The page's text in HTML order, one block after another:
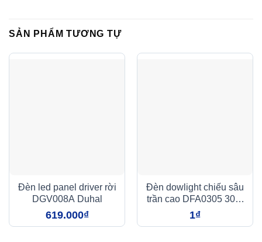
SẢN PHẨM TƯƠNG TỰ
Đèn led panel driver rời
DGV008A Duhal
619.000₫
Đèn dowlight chiếu sâu
trần cao DFA0305 30W
Duhal
1₫